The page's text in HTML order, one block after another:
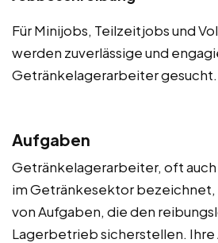
Für Minijobs, Teilzeitjobs und
werden zuverlässige und
Getränkelagerarbeiter gesucht.
Aufgaben
Getränkelagerarbeiter, oft
im Getränkesektor bezeichnet,
von Aufgaben, die den
Lagerbetrieb sicherstellen. Ihre